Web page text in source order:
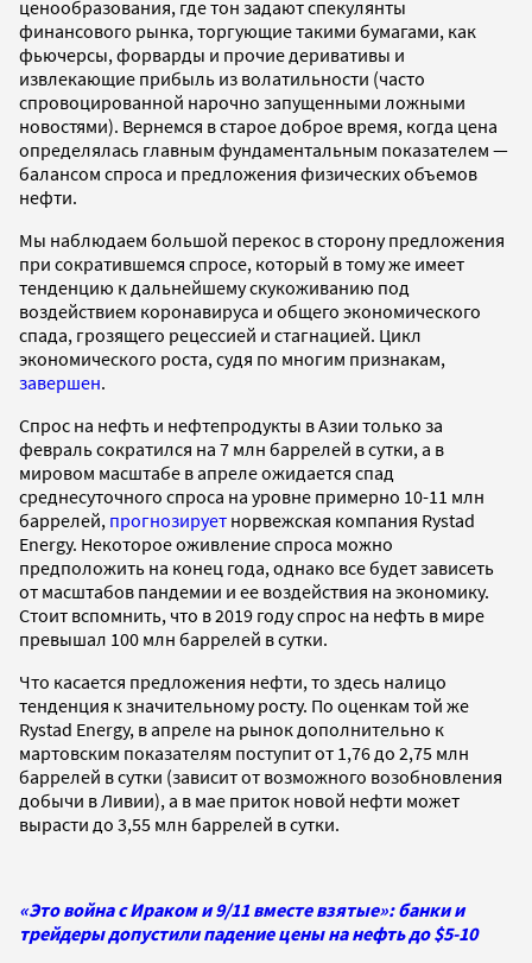
ценообразования, где тон задают спекулянты
финансового рынка, торгующие такими бумагами, как
фьючерсы, форварды и прочие деривативы и
извлекающие прибыль из волатильности (часто
спровоцированной нарочно запущенными ложными
новостями). Вернемся в старое доброе время, когда цена
определялась главным фундаментальным показателем —
балансом спроса и предложения физических объемов
нефти.
Мы наблюдаем большой перекос в сторону предложения
при сократившемся спросе, который в тому же имеет
тенденцию к дальнейшему скукоживанию под
воздействием коронавируса и общего экономического
спада, грозящего рецессией и стагнацией. Цикл
экономического роста, судя по многим признакам,
завершен.
Спрос на нефть и нефтепродукты в Азии только за
февраль сократился на 7 млн баррелей в сутки, а в
мировом масштабе в апреле ожидается спад
среднесуточного спроса на уровне примерно 10-11 млн
баррелей, прогнозирует норвежская компания Rystad
Energy. Некоторое оживление спроса можно
предположить на конец года, однако все будет зависеть
от масштабов пандемии и ее воздействия на экономику.
Стоит вспомнить, что в 2019 году спрос на нефть в мире
превышал 100 млн баррелей в сутки.
Что касается предложения нефти, то здесь налицо
тенденция к значительному росту. По оценкам той же
Rystad Energy, в апреле на рынок дополнительно к
мартовским показателям поступит от 1,76 до 2,75 млн
баррелей в сутки (зависит от возможного возобновления
добычи в Ливии), а в мае приток новой нефти может
вырасти до 3,55 млн баррелей в сутки.
«Это война с Ираком и 9/11 вместе взятые»: банки и
трейдеры допустили падение цены на нефть до $5-10